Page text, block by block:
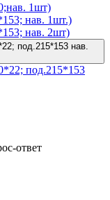
1шт)
нав. 1шт.)
нав. 2шт)
под.215*153 нав.
под.215*153
ответ